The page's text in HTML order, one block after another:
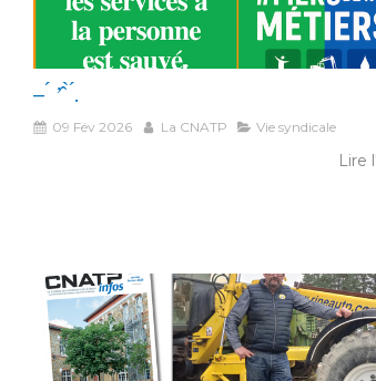
– ́ ’̂ ̀ ́.
09 Fév 2026 La CNATP Vie syndicale
Lire